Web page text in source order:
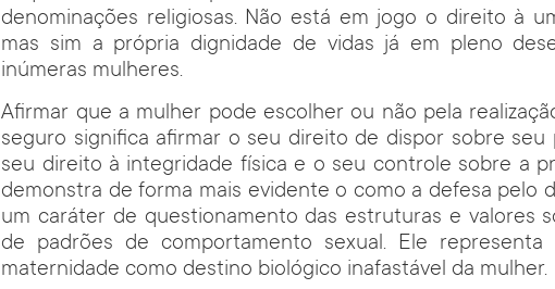
denominações religiosas. Não está em jogo o direito à
mas sim a própria dignidade de vidas já em pleno
inúmeras mulheres.
Afirmar que a mulher pode escolher ou não pela
seguro significa afirmar o seu direito de dispor sobre seu
seu direito à integridade física e o seu controle sobre a
demonstra de forma mais evidente o como a defesa pelo
um caráter de questionamento das estruturas e valores
de padrões de comportamento sexual. Ele
maternidade como destino biológico inafastável da mulher.